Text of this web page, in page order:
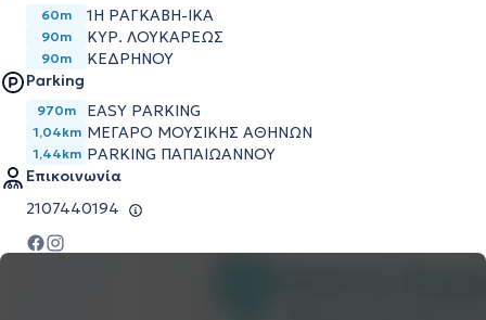
60m 1Η ΡΑΓΚΑΒΗ-ΙΚΑ
90m ΚΥΡ. ΛΟΥΚΑΡΕΩΣ
90m
ΚΕΔΡΗΝΟΥ
Parking
970m EASY PARKING
1,04km ΜΕΓΆΡΟ ΜΟΥΣΙΚΉΣ ΑΘΗΝΏΝ
1,44km PARKING ΠΑΠΑΙΩΆΝΝΟΥ
Επικοινωνία
2107440194